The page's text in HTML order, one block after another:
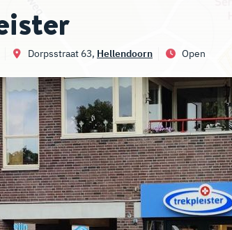
Dorpsstraat 63, Hellendoorn Open